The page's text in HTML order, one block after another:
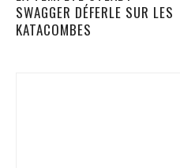
SWAGGER DÉFERLE SUR LES
KATACOMBES